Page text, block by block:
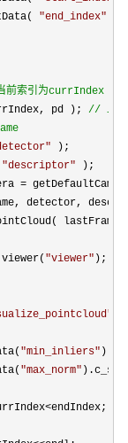
"end_index"
前索引为currIndex
pd );
//
"
"descriptor"
=
"viewer"
"
"min_inliers"
"max_norm"